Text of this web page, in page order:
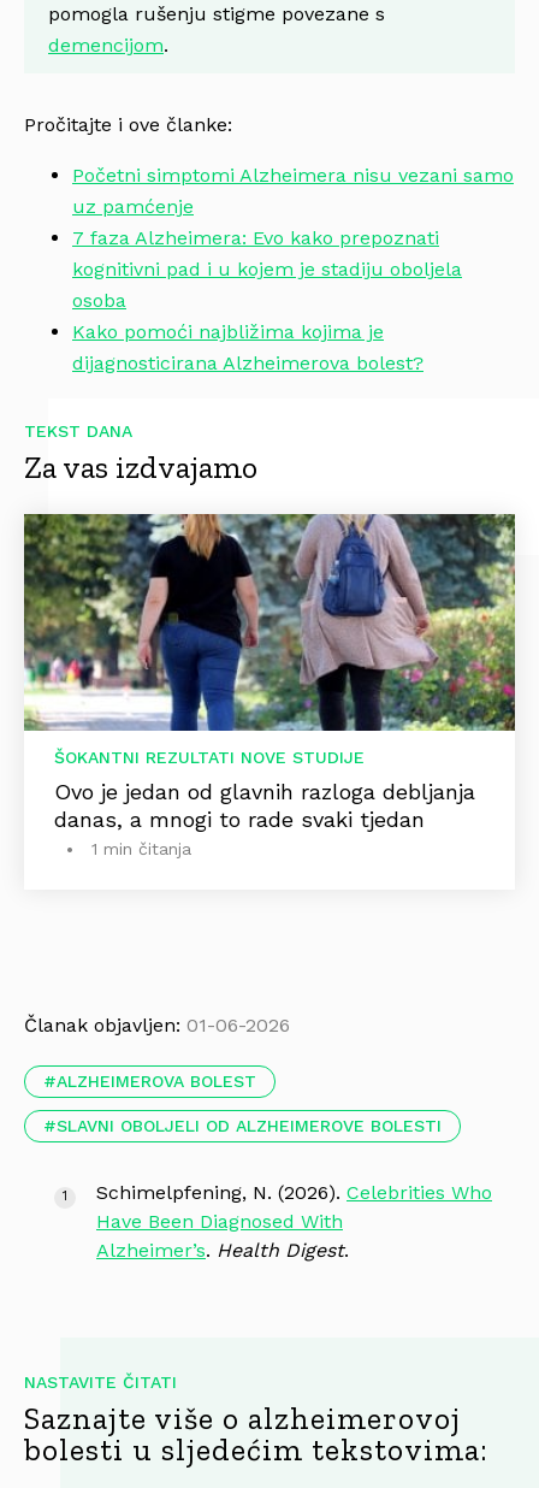
pomogla rušenju stigme povezane s
demencijom.
Pročitajte i ove članke:
Početni simptomi Alzheimera nisu vezani samo
uz pamćenje
7 faza Alzheimera: Evo kako prepoznati
kognitivni pad i u kojem je stadiju oboljela
osoba
Kako pomoći najbližima kojima je
dijagnosticirana Alzheimerova bolest?
TEKST DANA
Za vas izdvajamo
ŠOKANTNI REZULTATI NOVE STUDIJE
Ovo je jedan od glavnih razloga debljanja
danas, a mnogi to rade svaki tjedan
1 min čitanja
Članak objavljen: 01-06-2026
ALZHEIMEROVA BOLEST
SLAVNI OBOLJELI OD ALZHEIMEROVE BOLESTI
Schimelpfening, N. (2026). Celebrities Who
Have Been Diagnosed With
Alzheimer’s. Health Digest.
Saznajte više o alzheimerovoj
bolesti u sljedećim tekstovima:
NASTAVITE ČITATI